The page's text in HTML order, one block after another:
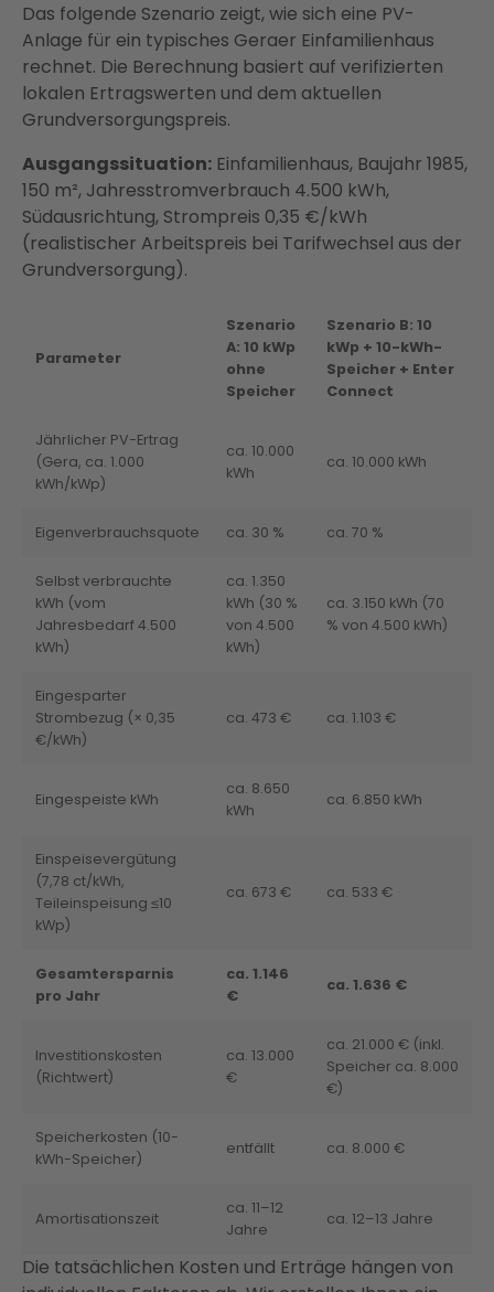
Das folgende Szenario zeigt, wie sich eine PV-
Anlage für ein typisches Geraer Einfamilienhaus
rechnet. Die Berechnung basiert auf verifizierten
lokalen Ertragswerten und dem aktuellen
Grundversorgungspreis.
Ausgangssituation: Einfamilienhaus, Baujahr 1985,
150 m², Jahresstromverbrauch 4.500 kWh,
Südausrichtung, Strompreis 0,35 €/kWh
(realistischer Arbeitspreis bei Tarifwechsel aus der
Grundversorgung).
Parameter
Szenario
A: 10 kWp
ohne
Speicher
Szenario B: 10
kWp + 10-kWh-
Speicher + Enter
Connect
Jährlicher PV-Ertrag
(Gera, ca. 1.000
kWh/kWp)
ca. 10.000
kWh
ca. 10.000 kWh
Eigenverbrauchsquote ca. 30 % ca. 70 %
Selbst verbrauchte
kWh (vom
Jahresbedarf 4.500
kWh)
ca. 1.350
kWh (30 %
von 4.500
kWh)
ca. 3.150 kWh (70
% von 4.500 kWh)
Eingesparter
Strombezug (× 0,35
€/kWh)
ca. 473 € ca. 1.103 €
Eingespeiste kWh
ca. 8.650
kWh
ca. 6.850 kWh
Einspeisevergütung
(7,78 ct/kWh,
Teileinspeisung ≤10
kWp)
ca. 673 € ca. 533 €
Gesamtersparnis
pro Jahr
ca. 1.146
€
ca. 1.636 €
Investitionskosten
(Richtwert)
ca. 13.000
€
ca. 21.000 € (inkl.
Speicher ca. 8.000
€)
Speicherkosten (10-
kWh-Speicher)
entfällt ca. 8.000 €
Amortisationszeit
ca. 11–12
Jahre
ca. 12–13 Jahre
Die tatsächlichen Kosten und Erträge hängen von